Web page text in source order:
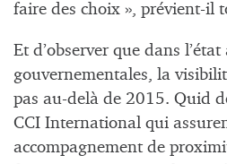
faire des choix », prévient-il
Et d’observer que dans
gouvernementales, la
pas au-delà de 2015. Quid
CCI International qui
accompagnement de